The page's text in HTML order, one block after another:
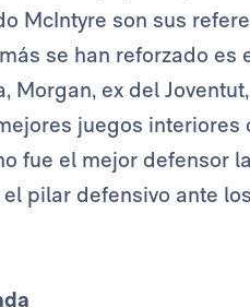
McIntyre son sus
se han reforzado es
Morgan, ex del
juegos interiores
fue el mejor defensor
pilar defensivo ante